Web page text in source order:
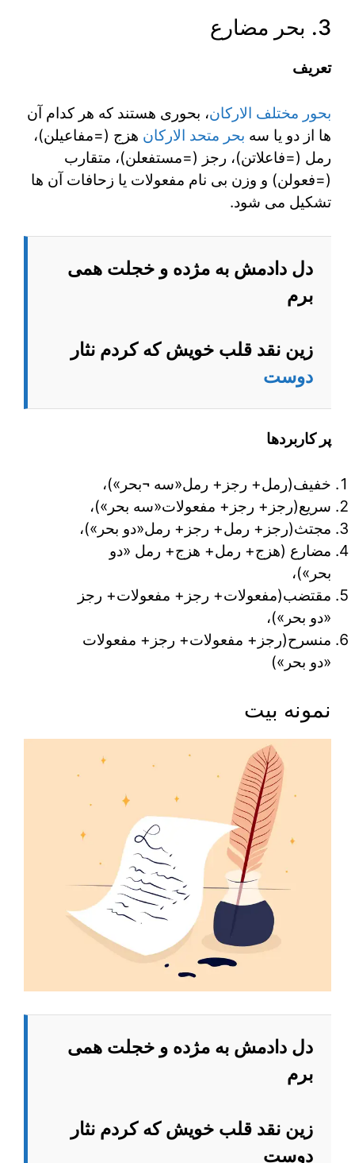
3. بحر مضارع
تعریف
بحور مختلف الارکان، بحوری هستند که هر کدام آن
ها از دو یا سه بحر متحد الارکان هزج (=مفاعیلن)،
رمل (=فاعلاتن)، رجز (=مستفعلن)، متقارب
(=فعولن) و وزن بی نام مفعولات یا زحافات آن ها
تشکیل می شود.
دل دادمش به مژده و خجلت همی
برم
زین نقد قلب خویش که کردم نثار
دوست
پر کاربردها
خفیف(رمل+ رجز+ رمل«سه ¬بحر»)،
سریع(رجز+ رجز+ مفعولات«سه بحر»)،
مجتث(رجز+ رمل+ رجز+ رمل«دو بحر»)،
مضارع (هزج+ رمل+ هزج+ رمل «دو
بحر»)،
مقتضب(مفعولات+ رجز+ مفعولات+ رجز
«دو بحر»)،
منسرح(رجز+ مفعولات+ رجز+ مفعولات
«دو بحر»)
نمونه بیت
دل دادمش به مژده و خجلت همی
برم
زین نقد قلب خویش که کردم نثار
دوست